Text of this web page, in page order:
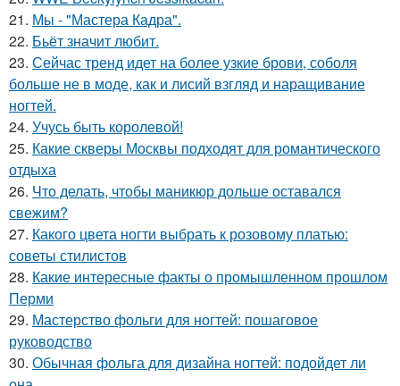
21. Мы - "Мастера Кадра".
22. Бьёт значит любит.
23. Сейчас тренд идет на более узкие брови, соболя
больше не в моде, как и лисий взгляд и наращивание
ногтей.
24. Учусь быть королевой!
25. Какие скверы Москвы подходят для романтического
отдыха
26. Что делать, чтобы маникюр дольше оставался
свежим?
27. Какого цвета ногти выбрать к розовому платью:
советы стилистов
28. Какие интересные факты о промышленном прошлом
Перми
29. Мастерство фольги для ногтей: пошаговое
руководство
30. Обычная фольга для дизайна ногтей: подойдет ли